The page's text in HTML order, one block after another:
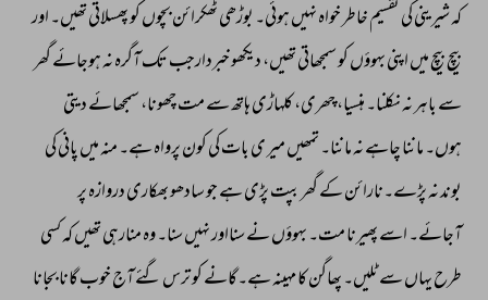
کہ شیرینی کی تقسیم خاطر خواہ نہیں ہوئی۔ بوڑھی ٹھکرائن بچوں کو پھسلاتی تھیں۔ اور
بیچ بیچ میں اپنی بہوؤں کو سمجھاتی تھیں، دیکھو خبردارجب تک آگرہ نہ ہوجائے گھر
سے باہر نہ نکلنا۔ ہنسیا، چھری، کلہاڑی ہاتھ سے مت چھونا، سمجھائے دیتی
ہوں۔ ماننا چاہے نہ ماننا۔ تمھیں میر ی بات کی کون پرواہ ہے۔ منہ میں پانی کی
بوند نہ پڑے۔نارائن کے گھر بپت پڑی ہے جو سادھو بھکاری دروازہ پر
آجائے۔ اسے پھیرنا مت۔ بہوؤں نے سنااور نہیں سنا۔ وہ منارہی تھیں کہ کسی
طرح یہاں سے ٹلیں۔ پھاگن کا مہینہ ہے۔گانے کو ترس گئے آج خوب گانا بجانا